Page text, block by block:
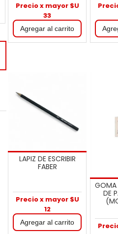
Precio x mayor $U
33
LAPIZ DE ESCRIBIR
FABER
Precio x mayor $U
12
GOMA
DE